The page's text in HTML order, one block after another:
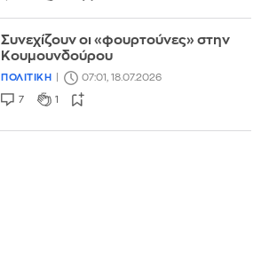
Συνεχίζουν οι «φουρτούνες» στην
Κουμουνδούρου
ΠΟΛΙΤΙΚΗ 07:01, 18.07.2026
7 1